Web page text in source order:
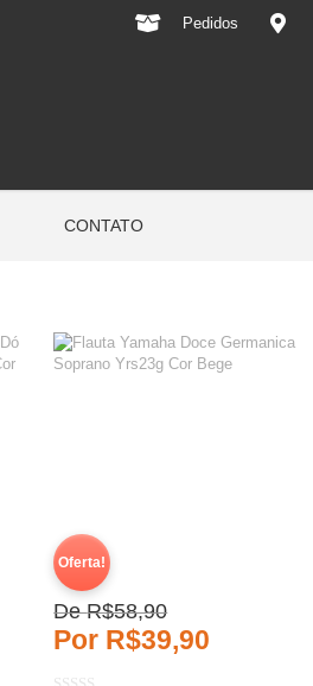
Pedidos
CONTATO
Oferta!
DeR$58,90
Por R$39,90